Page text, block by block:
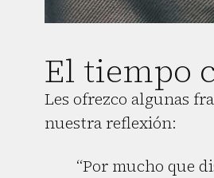
El tiempo
Les ofrezco algunas
nuestra reflexión:
“Por mucho que